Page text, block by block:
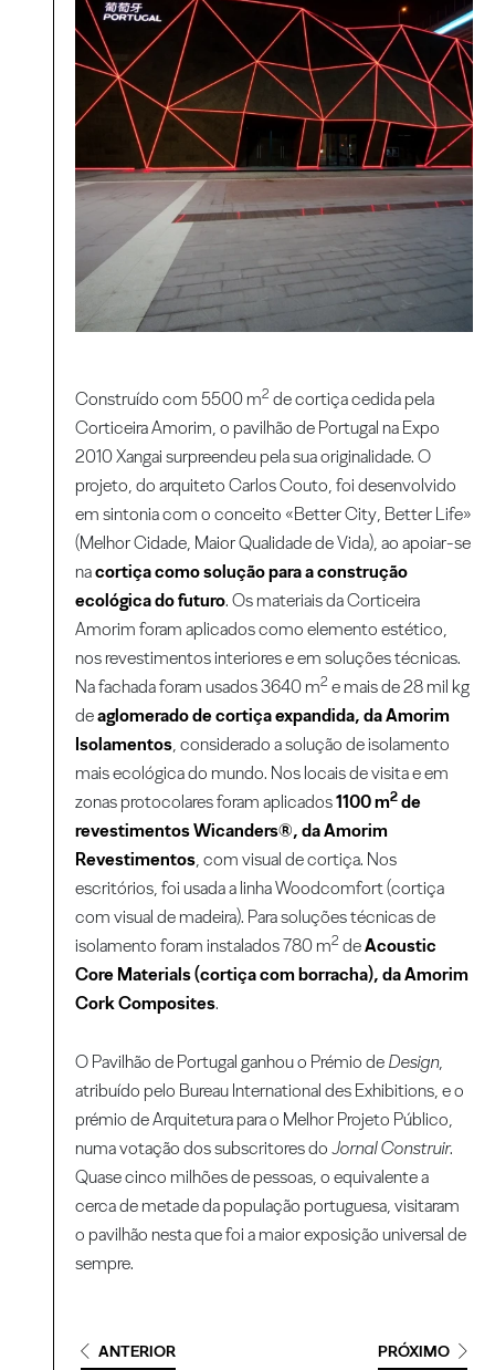
Construído com 5500 m2 de cortiça cedida pela
Corticeira Amorim, o pavilhão de Portugal na Expo
2010 Xangai surpreendeu pela sua originalidade. O
projeto, do arquiteto Carlos Couto, foi desenvolvido
em sintonia com o conceito «Better City, Better Life»
(Melhor Cidade, Maior Qualidade de Vida), ao apoiar-se
nacortiça como solução para a construção
ecológica do futuro. Os materiais da Corticeira
Amorim foram aplicados como elemento estético,
nos revestimentos interiores e em soluções técnicas.
Na fachada foram usados 3640 m2 e mais de 28 mil kg
deaglomerado de cortiça expandida, da Amorim
Isolamentos, considerado a solução de isolamento
mais ecológica do mundo. Nos locais de visita e em
zonas protocolares foram aplicados1100 m2 de
revestimentos Wicanders®, da Amorim
Revestimentos, com visual de cortiça. Nos
escritórios, foi usada a linha Woodcomfort (cortiça
com visual de madeira). Para soluções técnicas de
isolamento foram instalados 780 m2 deAcoustic
Core Materials (cortiça com borracha), da Amorim
Cork Composites.
O Pavilhão de Portugal ganhou o Prémio de Design,
atribuído pelo Bureau International des Exhibitions, e o
prémio de Arquitetura para o Melhor Projeto Público,
numa votação dos subscritores doJornal Construir.
Quase cinco milhões de pessoas, o equivalente a
cerca de metade da população portuguesa, visitaram
o pavilhão nesta que foi a maior exposição universal de
sempre.
ANTERIOR PRÓXIMO